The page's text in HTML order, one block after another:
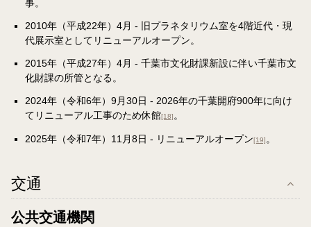
事。
2010年（平成22年）4月 - 旧プラネタリウム室を4階近代・現
代展示室としてリニューアルオープン。
2015年（平成27年）4月 - 千葉市文化財課新設に伴い千葉市文
化財課の所管となる。
2024年（令和6年）9月30日 - 2026年の千葉開府900年に向け
てリニューアル工事のため休館[18] 。
2025年（令和7年）11月8日 - リニューアルオープン[19] 。
交通
公共交通機関